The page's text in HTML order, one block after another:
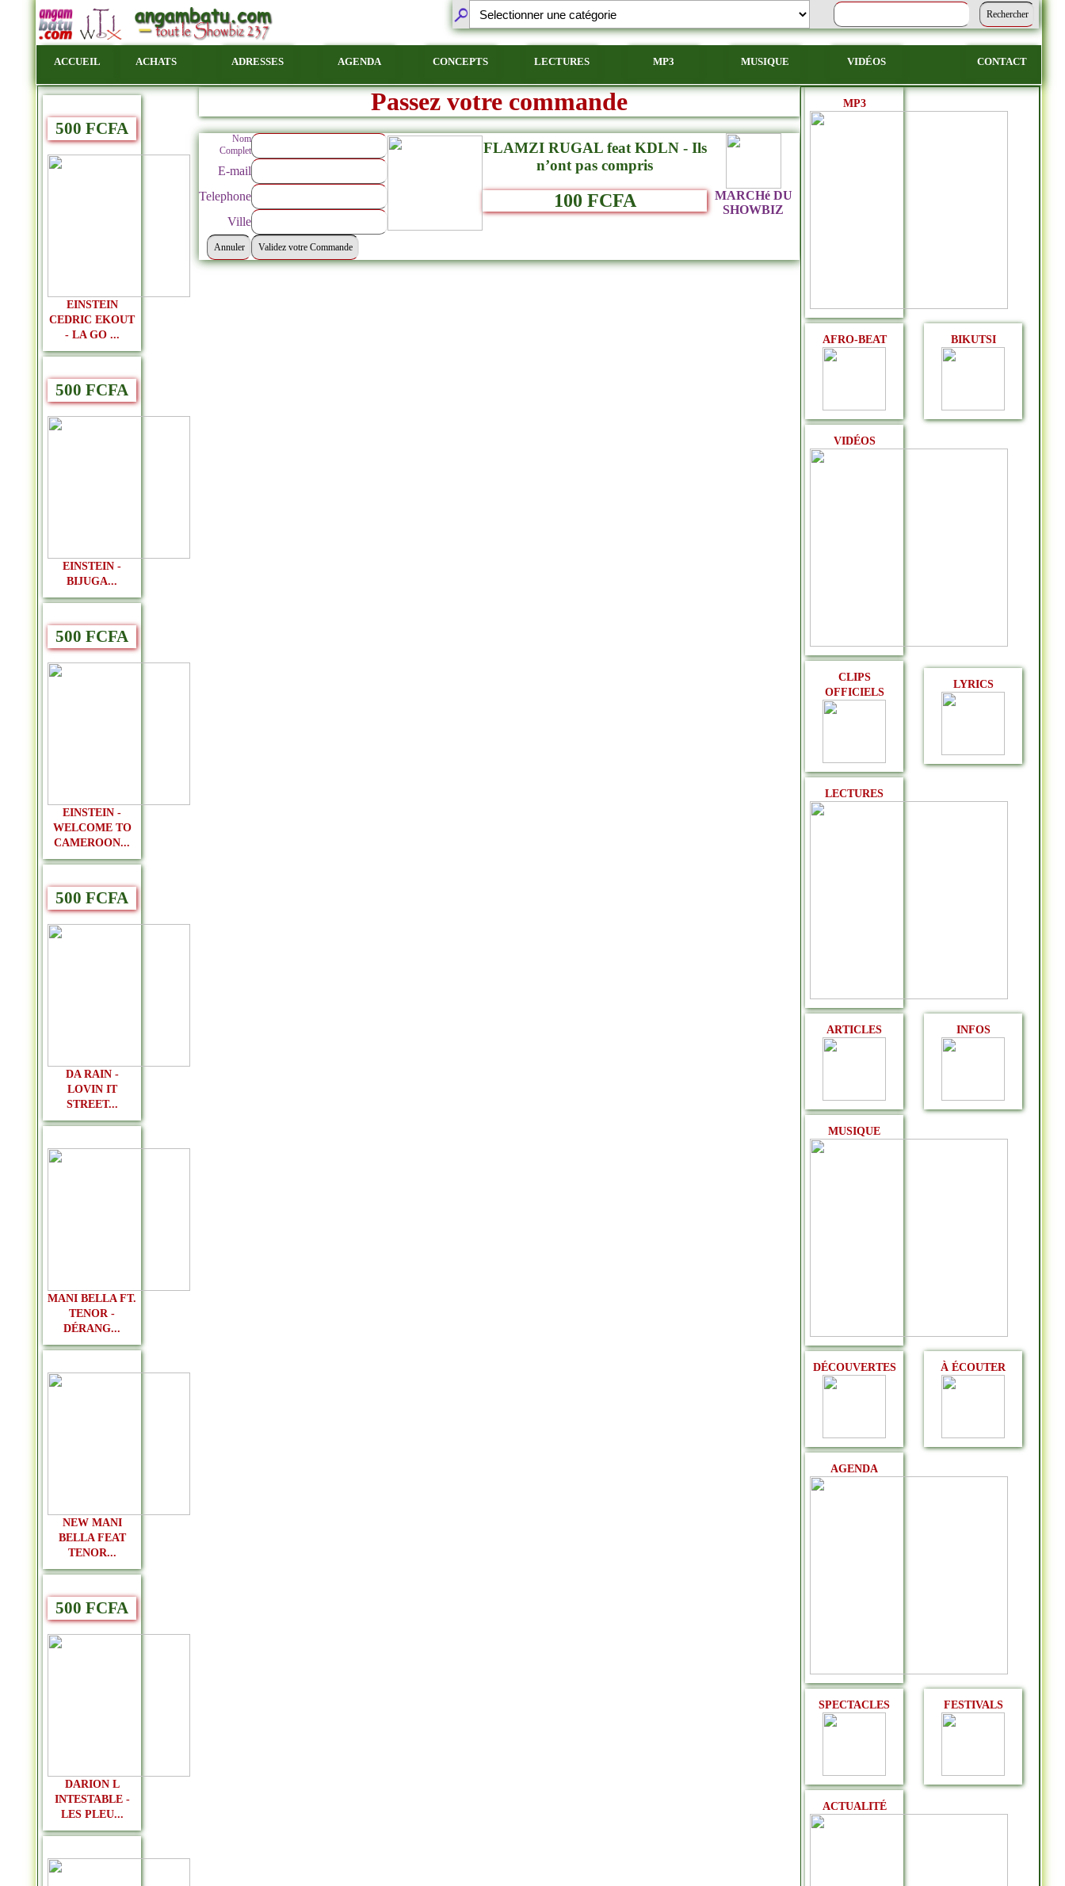
ACCUEIL ACHATS ADRESSES AGENDA CONCEPTS LECTURES MP3 MUSIQUE VIDÉOS CONTACT
500 FCFA
EINSTEIN
CEDRIC EKOUT
- LA GO ...
500 FCFA
EINSTEIN -
BIJUGA...
500 FCFA
EINSTEIN -
WELCOME TO
CAMEROON...
500 FCFA
DA RAIN -
LOVIN IT
STREET...
MANI BELLA FT.
TENOR -
DÉRANG...
NEW MANI
BELLA FEAT
TENOR...
500 FCFA
DARION L
INTESTABLE -
LES PLEU...
Passez votre commande
Nom
Complet
FLAMZI RUGAL feat KDLN - Ils
n’ont pas compris
100 FCFA
MARCHé DU
SHOWBIZ
E-mail
Telephone
Ville
MP3
AFRO-BEAT BIKUTSI
VIDÉOS
CLIPS
OFFICIELS
LYRICS
LECTURES
ARTICLES INFOS
MUSIQUE
DÉCOUVERTES À ÉCOUTER
AGENDA
SPECTACLES FESTIVALS
ACTUALITÉ